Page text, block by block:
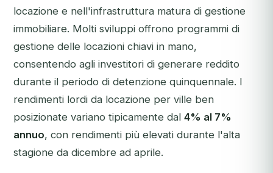
locazione e nell'infrastruttura matura di gestione
immobiliare. Molti sviluppi offrono programmi di
gestione delle locazioni chiavi in mano,
consentendo agli investitori di generare reddito
durante il periodo di detenzione quinquennale. I
rendimenti lordi da locazione per ville ben
posizionate variano tipicamente dal 4% al 7%
annuo, con rendimenti più elevati durante l'alta
stagione da dicembre ad aprile.